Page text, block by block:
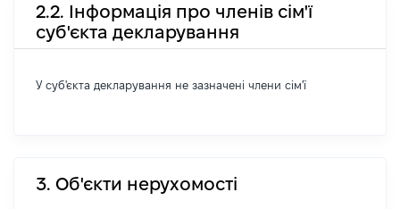
2.2. Інформація про членів сім'ї
суб'єкта декларування
У суб'єкта декларування не зазначені члени сім'ї
3. Об'єкти нерухомості